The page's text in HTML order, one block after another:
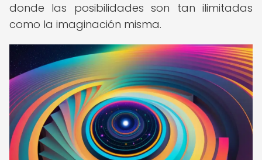
donde las posibilidades son tan ilimitadas
como la imaginación misma.